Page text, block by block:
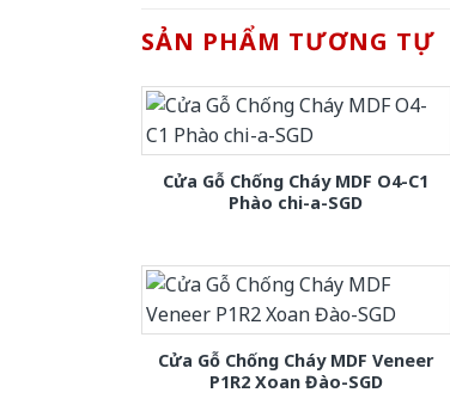
SẢN PHẨM TƯƠNG TỰ
Cửa Gỗ Chống Cháy MDF O4-C1
Phào chi-a-SGD
Cửa Gỗ Chống Cháy MDF Veneer
P1R2 Xoan Đào-SGD